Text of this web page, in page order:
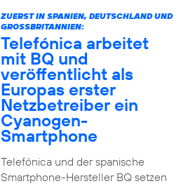
ZUERST IN SPANIEN, DEUTSCHLAND UND
GROSSBRITANNIEN:
Telefónica arbeitet
mit BQ und
veröffentlicht als
Europas erster
Netzbetreiber ein
Cyanogen-
Smartphone
Telefónica und der spanische
Smartphone-Hersteller BQ setzen